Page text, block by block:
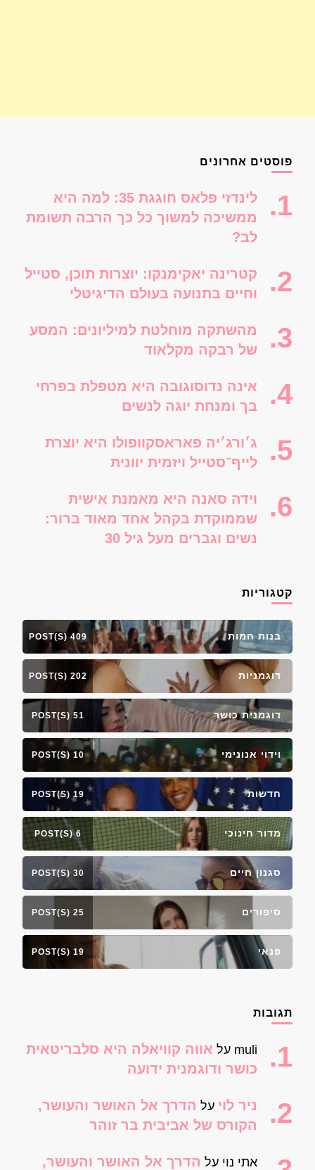
פוסטים אחרונים
לינדזי פלאס חוגגת 35: למה היא
ממשיכה למשוך כל כך הרבה תשומת
לב?
קטרינה יאקימנקו: יוצרות תוכן, סטייל
וחיים בתנועה בעולם הדיגיטלי
מהשתקה מוחלטת למיליונים: המסע
של רבקה מקלאוד
אינה נדוסוגובה היא מטפלת בפרחי
בך ומנחת יוגה לנשים
ג׳ורג׳יה פאראסקוופולו היא יוצרת
לייף־סטייל ויזמית יוונית
וידה סאנה היא מאמנת אישית
שממוקדת בקהל אחד מאוד ברור:
נשים וגברים מעל גיל 30
קטגוריות
בנות חמות 409 POST(S)
דוגמניות 202 POST(S)
דוגמנית כושר 51 POST(S)
וידוי אנונימי 10 POST(S)
חדשות 19 POST(S)
מדור חינוכי 6 POST(S)
סגנון חיים 30 POST(S)
סיפורים 25 POST(S)
פנאי 19 POST(S)
תגובות
muli על אווה קוויאלה היא סלבריטאית
כושר ודוגמנית ידועה
ניר לוי על הדרך אל האושר והעושר,
הקורס של אביבית בר זוהר
אתי נוי על הדרך אל האושר והעושר,